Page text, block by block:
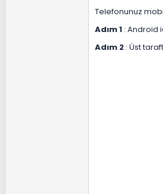
Telefonunuz
Adım 1 : Android
Adım 2 : Üst